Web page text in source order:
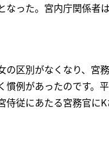
なった。宮内庁関係者
の区別がなくなり、宮
例があったのです。平
侍従にあたる宮務官に